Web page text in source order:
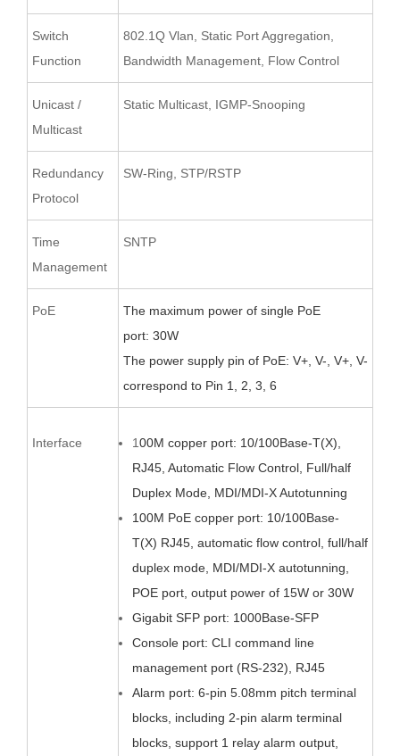
Switch
Function
802.1Q Vlan, Static Port Aggregation,
Bandwidth Management, Flow Control
Unicast /
Multicast
Static Multicast, IGMP-Snooping
Redundancy
Protocol
SW-Ring, STP/RSTP
Time
Management
SNTP
PoE The maximum power of single PoE
port: 30W
The power supply pin of PoE: V+, V-, V+, V-
correspond to Pin 1, 2, 3, 6
Interface 100M copper port: 10/100Base-T(X),
RJ45, Automatic Flow Control, Full/half
Duplex Mode, MDI/MDI-X Autotunning
100M PoE copper port: 10/100Base-
T(X) RJ45, automatic flow control, full/half
duplex mode, MDI/MDI-X autotunning,
POE port, output power of 15W or 30W
Gigabit SFP port: 1000Base-SFP
Console port: CLI command line
management port (RS-232), RJ45
Alarm port: 6-pin 5.08mm pitch terminal
blocks, including 2-pin alarm terminal
blocks, support 1 relay alarm output,